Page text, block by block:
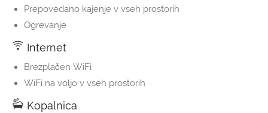
Prepovedano kajenje v vseh prostorih
Ogrevanje
Internet
Brezplačen WiFi
WiFi na voljo v vseh prostorih
Kopalnica